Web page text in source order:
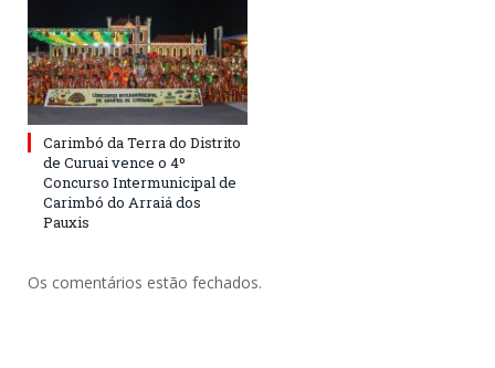
Carimbó da Terra do Distrito
de Curuai vence o 4º
Concurso Intermunicipal de
Carimbó do Arraiá dos
Pauxis
Os comentários estão fechados.